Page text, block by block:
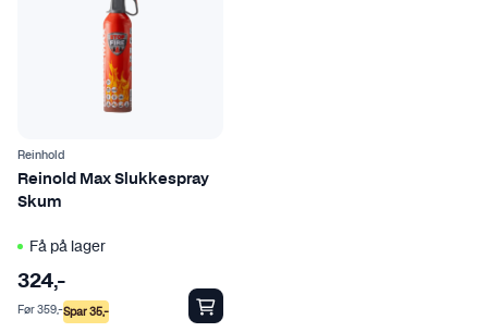
Reinhold
Reinold Max Slukkespray
Skum
Få på lager
324,-
Spar35,-
Før359,-